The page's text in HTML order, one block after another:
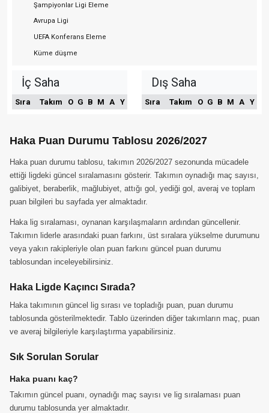
Şampiyonlar Ligi Eleme
Avrupa Ligi
UEFA Konferans Eleme
Küme düşme
İç Saha
Sıra Takım O G B M A Y
Dış Saha
Sıra Takım O G B M A Y
Haka Puan Durumu Tablosu 2026/2027
Haka puan durumu tablosu, takımın 2026/2027 sezonunda mücadele
ettiği ligdeki güncel sıralamasını gösterir. Takımın oynadığı maç sayısı,
galibiyet, beraberlik, mağlubiyet, attığı gol, yediği gol, averaj ve toplam
puan bilgileri bu sayfada yer almaktadır.
Haka lig sıralaması, oynanan karşılaşmaların ardından güncellenir.
Takımın liderle arasındaki puan farkını, üst sıralara yükselme durumunu
veya yakın rakipleriyle olan puan farkını güncel puan durumu
tablosundan inceleyebilirsiniz.
Haka Ligde Kaçıncı Sırada?
Haka takımının güncel lig sırası ve topladığı puan, puan durumu
tablosunda gösterilmektedir. Tablo üzerinden diğer takımların maç, puan
ve averaj bilgileriyle karşılaştırma yapabilirsiniz.
Sık Sorulan Sorular
Haka puanı kaç?
Takımın güncel puanı, oynadığı maç sayısı ve lig sıralaması puan
durumu tablosunda yer almaktadır.